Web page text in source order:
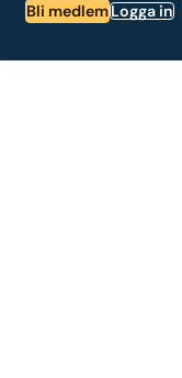
Bli medlemLogga in